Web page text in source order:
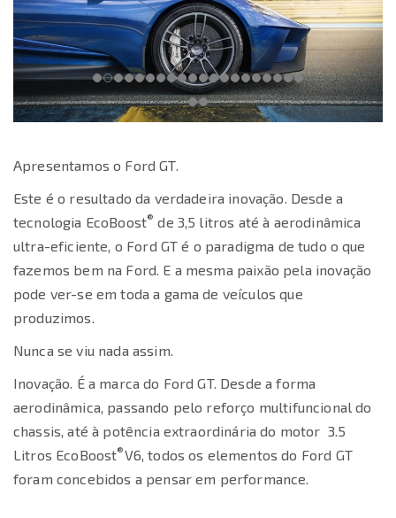
Apresentamos o Ford GT.
Este é o resultado da verdadeira inovação. Desde a
tecnologia EcoBoost® de 3,5 litros até à aerodinâmica
ultra-eficiente, o Ford GT é o paradigma de tudo o que
fazemos bem na Ford. E a mesma paixão pela inovação
pode ver-se em toda a gama de veículos que
produzimos.
Nunca se viu nada assim.
Inovação. É a marca do Ford GT. Desde a forma
aerodinâmica, passando pelo reforço multifuncional do
chassis, até à potência extraordinária do motor 3.5
Litros EcoBoost®V6, todos os elementos do Ford GT
foram concebidos a pensar em performance.